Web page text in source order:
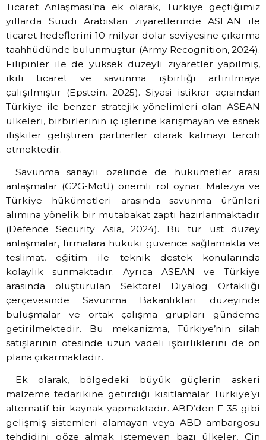
Ticaret Anlaşması’na ek olarak, Türkiye geçtiğimiz
yıllarda Suudi Arabistan ziyaretlerinde ASEAN ile
ticaret hedeflerini 10 milyar dolar seviyesine çıkarma
taahhüdünde bulunmuştur (Army Recognition, 2024).
Filipinler ile de yüksek düzeyli ziyaretler yapılmış,
ikili ticaret ve savunma işbirliği artırılmaya
çalışılmıştır (Epstein, 2025). Siyasi istikrar açısından
Türkiye ile benzer stratejik yönelimleri olan ASEAN
ülkeleri, birbirlerinin iç işlerine karışmayan ve esnek
ilişkiler geliştiren partnerler olarak kalmayı tercih
etmektedir.
Savunma sanayii özelinde de hükümetler arası
anlaşmalar (G2G-MoU) önemli rol oynar. Malezya ve
Türkiye hükümetleri arasında savunma ürünleri
alımına yönelik bir mutabakat zaptı hazırlanmaktadır
(Defence Security Asia, 2024). Bu tür üst düzey
anlaşmalar, firmalara hukuki güvence sağlamakta ve
teslimat, eğitim ile teknik destek konularında
kolaylık sunmaktadır. Ayrıca ASEAN ve Türkiye
arasında oluşturulan Sektörel Diyalog Ortaklığı
çerçevesinde Savunma Bakanlıkları düzeyinde
buluşmalar ve ortak çalışma grupları gündeme
getirilmektedir. Bu mekanizma, Türkiye’nin silah
satışlarının ötesinde uzun vadeli işbirliklerini de ön
plana çıkarmaktadır.
Ek olarak, bölgedeki büyük güçlerin askeri
malzeme tedarikine getirdiği kısıtlamalar Türkiye’yi
alternatif bir kaynak yapmaktadır. ABD’den F-35 gibi
gelişmiş sistemleri alamayan veya ABD ambargosu
tehdidini göze almak istemeyen bazı ülkeler, Çin